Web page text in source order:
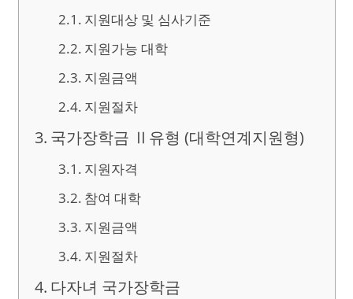
지원대상 및 심사기준
지원가능 대학
지원금액
지원절차
국가장학금 Ⅱ유형 (대학연계지원형)
지원자격
참여 대학
지원금액
지원절차
다자녀 국가장학금